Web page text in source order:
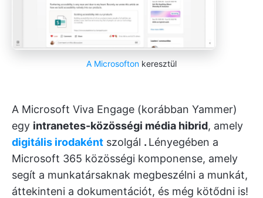
A Microsofton keresztül
A Microsoft Viva Engage (korábban Yammer)
egy intranetes-közösségi média hibrid, amely
digitális irodaként szolgál . Lényegében a
Microsoft 365 közösségi komponense, amely
segít a munkatársaknak megbeszélni a munkát,
áttekinteni a dokumentációt, és még kötődni is!